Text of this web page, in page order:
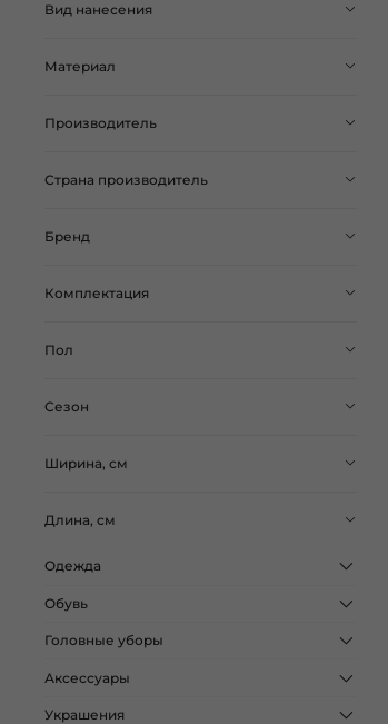
Вид нанесения
Материал
Производитель
Страна производитель
Бренд
Комплектация
Пол
Сезон
Ширина, см
Длина, см
Одежда
Обувь
Головные уборы
Аксессуары
Украшения